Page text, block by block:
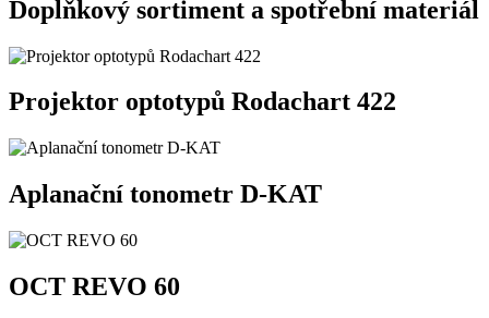
Doplňkový sortiment a spotřební materiál
Projektor optotypů Rodachart 422
Aplanační tonometr D-KAT
OCT REVO 60